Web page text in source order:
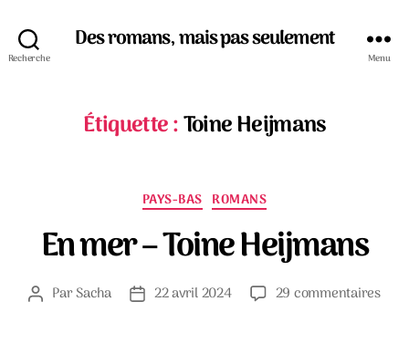
Recherche
Des romans, mais pas seulement
Menu
Étiquette :Toine Heijmans
Catégories
PAYS-BAS ROMANS
En mer – Toine Heijmans
Auteur
ParSacha
Date22 avril 2024 29 commentairessur